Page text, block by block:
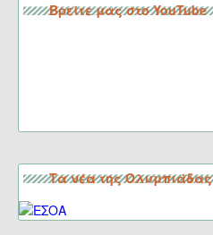
Βρείτε μας στο YouTube
Τα νέα της Ολυμπιάδας